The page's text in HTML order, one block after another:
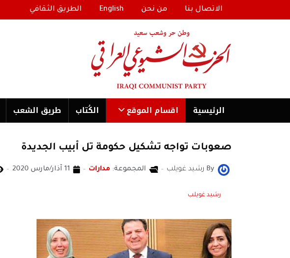
الاتصال بنا من نحن English الطريق الثقافي
الرئیسية اقسام الموقع الكُتاب طریق الشعب
صعوبات تواجه تشكيل حكومة تل أبيب الجديدة
By رشيد غويلب المجموعة: مدارات 11 آذار/مارس 2020
رشيد غويلب